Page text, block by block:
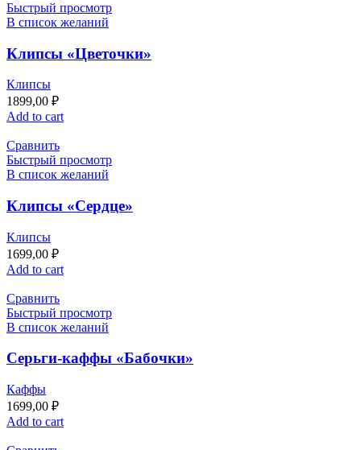
Быстрый просмотр
В список желаний
Клипсы «Цветочки»
Клипсы
1899,00 ₽
Add to cart
Сравнить
Быстрый просмотр
В список желаний
Клипсы «Сердце»
Клипсы
1699,00 ₽
Add to cart
Сравнить
Быстрый просмотр
В список желаний
Серьги-каффы «Бабочки»
Каффы
1699,00 ₽
Add to cart